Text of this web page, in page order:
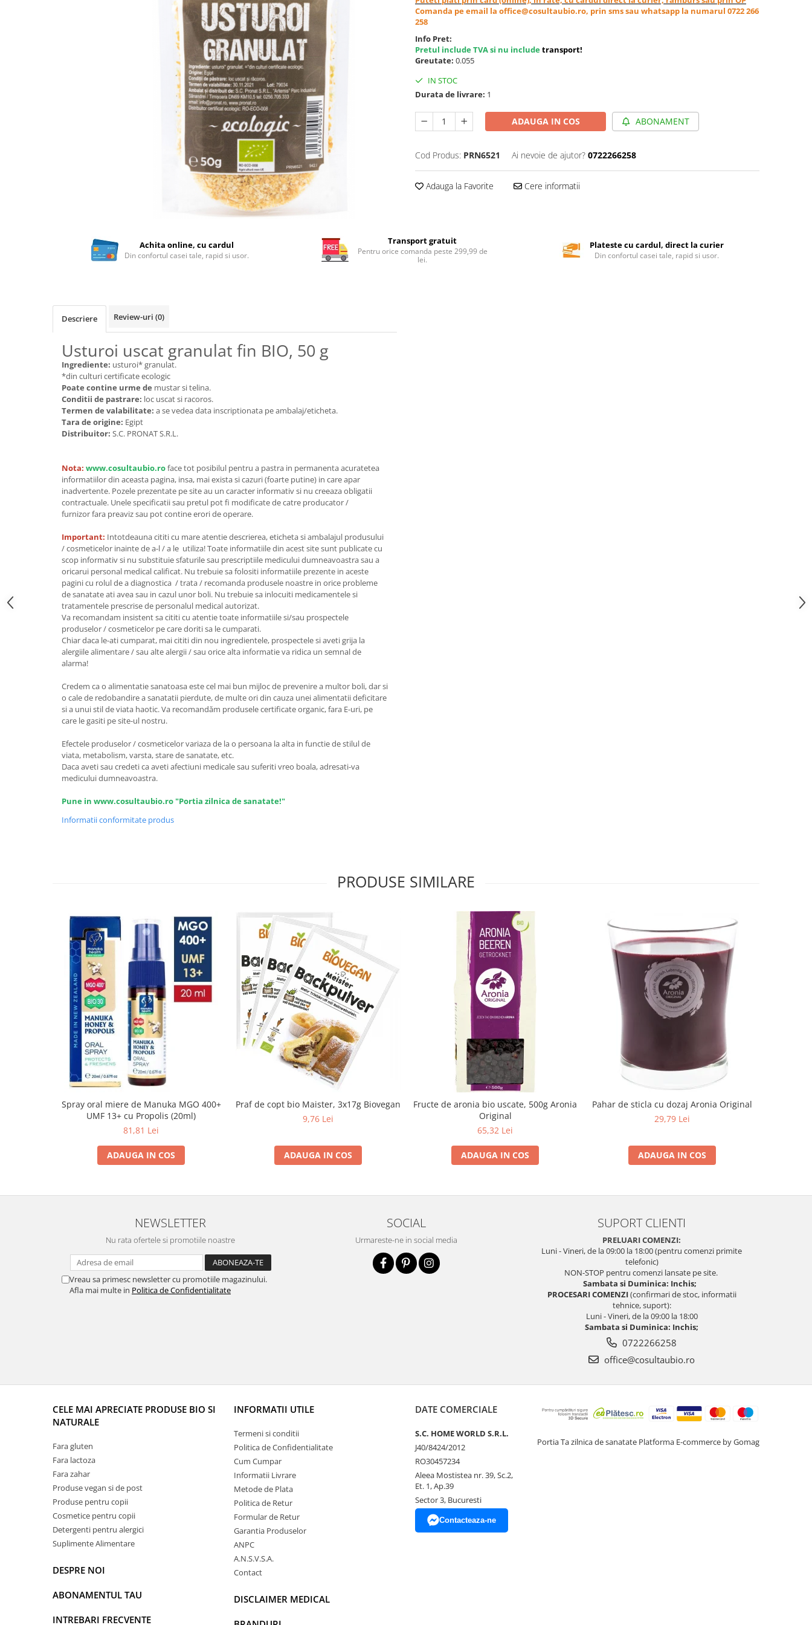
Fructe si legume Bio
Bauturi vegetale
Produse din carne
Sosuri, Ketchup bio
Pudre si prafuri
Conserve, Pateuri, creme
Leguminoase si seminte
Fermenti si gelifianti
Produse din soia
Produse care inlocuiesc carnea
Unt, alternativa unt
Terci bio
Dulceturi, gemuri, compoturi
Bomboane, Caramele si Jeleuri
Biscuiti si napolitane
Guma de mestecat bio
Specialitati si produse asiatice
Comanda pe email la office@cosultaubio.ro, prin sms sau whatsapp la numarul 0722 266
258
Info Pret:
Pretul include TVA si nu includetransport!
Greutate: 0.055
IN STOC
Durata de livrare: 1
ADAUGA IN COS ABONAMENT
Cod Produs: PRN6521 Ai nevoie de ajutor? 0722266258
Adauga la Favorite Cere informatii
Achita online, cu cardul
Din confortul casei tale, rapid si usor.
Transport gratuit
Pentru orice comanda peste 299,99 de
lei.
Plateste cu cardul, direct la curier
Din confortul casei tale, rapid si usor.
Descriere Review-uri (0)
Usturoi uscat granulat fin BIO, 50 g
Ingrediente: usturoi* granulat.
*din culturi certificate ecologic
Poate contine urme de mustar si telina.
Conditii de pastrare: loc uscat si racoros.
Termen de valabilitate: a se vedea data inscriptionata pe ambalaj/eticheta.
Tara de origine: Egipt
Distribuitor: S.C. PRONAT S.R.L.
Nota: www.cosultaubio.roface tot posibilul pentru a pastra in permanenta acuratetea
informatiilor din aceasta pagina, insa, mai exista si cazuri (foarte putine) in care apar
inadvertente. Pozele prezentate pe site au un caracter informativ si nu creeaza obligatii
contractuale. Unele specificatii sau pretul pot fi modificate de catre producator /
furnizor fara preaviz sau pot contine erori de operare.
Important: Intotdeauna cititi cu mare atentie descrierea, eticheta si ambalajul produsului
/ cosmeticelor inainte de a-l / a le utiliza! Toate informatiile din acest site sunt publicate cu
scop informativ si nu substituie sfaturile sau prescriptiile medicului dumneavoastra sau a
oricarui personal medical calificat. Nu trebuie sa folositi informatiile prezente in aceste
pagini cu rolul de a diagnostica / trata / recomanda produsele noastre in orice probleme
de sanatate ati avea sau in cazul unor boli. Nu trebuie sa inlocuiti medicamentele si
tratamentele prescrise de personalul medical autorizat.
Va recomandam insistent sa cititi cu atentie toate informatiile si/sau prospectele
produselor / cosmeticelor pe care doriti sa le cumparati.
Chiar daca le-ati cumparat, mai cititi din nou ingredientele, prospectele si aveti grija la
alergiile alimentare / sau alte alergii / sau orice alta informatie va ridica un semnal de
alarma!
Credem ca o alimentatie sanatoasa este cel mai bun mijloc de prevenire a multor boli, dar si
o cale de redobandire a sanatatii pierdute, de multe ori din cauza unei alimentatii deficitare
si a unui stil de viata haotic. Va recomandăm produsele certificate organic, fara E-uri, pe
care le gasiti pe site-ul nostru.
Efectele produselor / cosmeticelor variaza de la o persoana la alta in functie de stilul de
viata, metabolism, varsta, stare de sanatate, etc.
Daca aveti sau credeti ca aveti afectiuni medicale sau suferiti vreo boala, adresati-va
medicului dumneavoastra.
Pune in www.cosultaubio.ro "Portia zilnica de sanatate!"
Informatii conformitate produs
PRODUSE SIMILARE
Spray oral miere de Manuka MGO 400+
UMF 13+ cu Propolis (20ml)
81,81 Lei
ADAUGA IN COS
Praf de copt bio Maister, 3x17g Biovegan
9,76 Lei
ADAUGA IN COS
Fructe de aronia bio uscate, 500g Aronia
Original
65,32 Lei
ADAUGA IN COS
Pahar de sticla cu dozaj Aronia Original
29,79 Lei
ADAUGA IN COS
NEWSLETTER
Nu rata ofertele si promotiile noastre
Vreau sa primesc newsletter cu promotiile magazinului.
Afla mai multe in Politica de Confidentialitate
SOCIAL
Urmareste-ne in social media
SUPORT CLIENTI
PRELUARI COMENZI:
Luni - Vineri, de la 09:00 la 18:00 (pentru comenzi primite
telefonic)
NON-STOP pentru comenzi lansate pe site.
Sambata si Duminica: Inchis;
PROCESARI COMENZI(confirmari de stoc, informatii
tehnice, suport):
Luni - Vineri, de la 09:00 la 18:00
Sambata si Duminica: Inchis;
0722266258
office@cosultaubio.ro
CELE MAI APRECIATE PRODUSE BIO SI
NATURALE
Fara gluten
Fara lactoza
Fara zahar
Produse vegan si de post
Produse pentru copii
Cosmetice pentru copii
Detergenti pentru alergici
Suplimente Alimentare
DESPRE NOI
ABONAMENTUL TAU
INTREBARI FRECVENTE
INFORMATII UTILE
Termeni si conditii
Politica de Confidentialitate
Cum Cumpar
Informatii Livrare
Metode de Plata
Politica de Retur
Formular de Retur
Garantia Produselor
ANPC
A.N.S.V.S.A.
Contact
DISCLAIMER MEDICAL
DATE COMERCIALE
S.C. HOME WORLD S.R.L.
J40/8424/2012
RO30457234
Aleea Mostistea nr. 39, Sc.2,
Et. 1, Ap.39
Sector 3, Bucuresti
Contacteaza-ne
Portia Ta zilnica de sanatate Platforma E-commerce by Gomag